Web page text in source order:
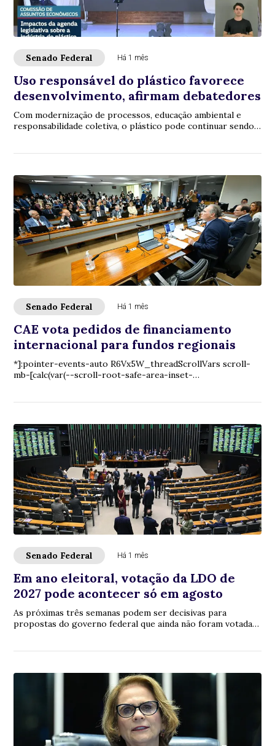
Senado Federal Há 1 mês
Uso responsável do plástico favorece
desenvolvimento, afirmam debatedores
Com modernização de processos, educação ambiental e
responsabilidade coletiva, o plástico pode continuar sendo
Senado Federal Há 1 mês
CAE vota pedidos de financiamento
internacional para fundos regionais
*]:pointer-events-auto R6Vx5W_threadScrollVars scroll-
mb-[calc(var(--scroll-root-safe-area-inset-
Senado Federal Há 1 mês
Em ano eleitoral, votação da LDO de
2027 pode acontecer só em agosto
As próximas três semanas podem ser decisivas para
propostas do governo federal que ainda não foram votadas